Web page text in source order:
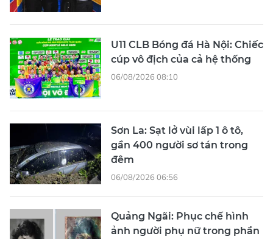
U11 CLB Bóng đá Hà Nội: Chiếc
cúp vô địch của cả hệ thống
06/08/2026 08:10
Sơn La: Sạt lở vùi lấp 1 ô tô,
gần 400 người sơ tán trong
đêm
06/08/2026 06:56
Quảng Ngãi: Phục chế hình
ảnh người phụ nữ trong phần